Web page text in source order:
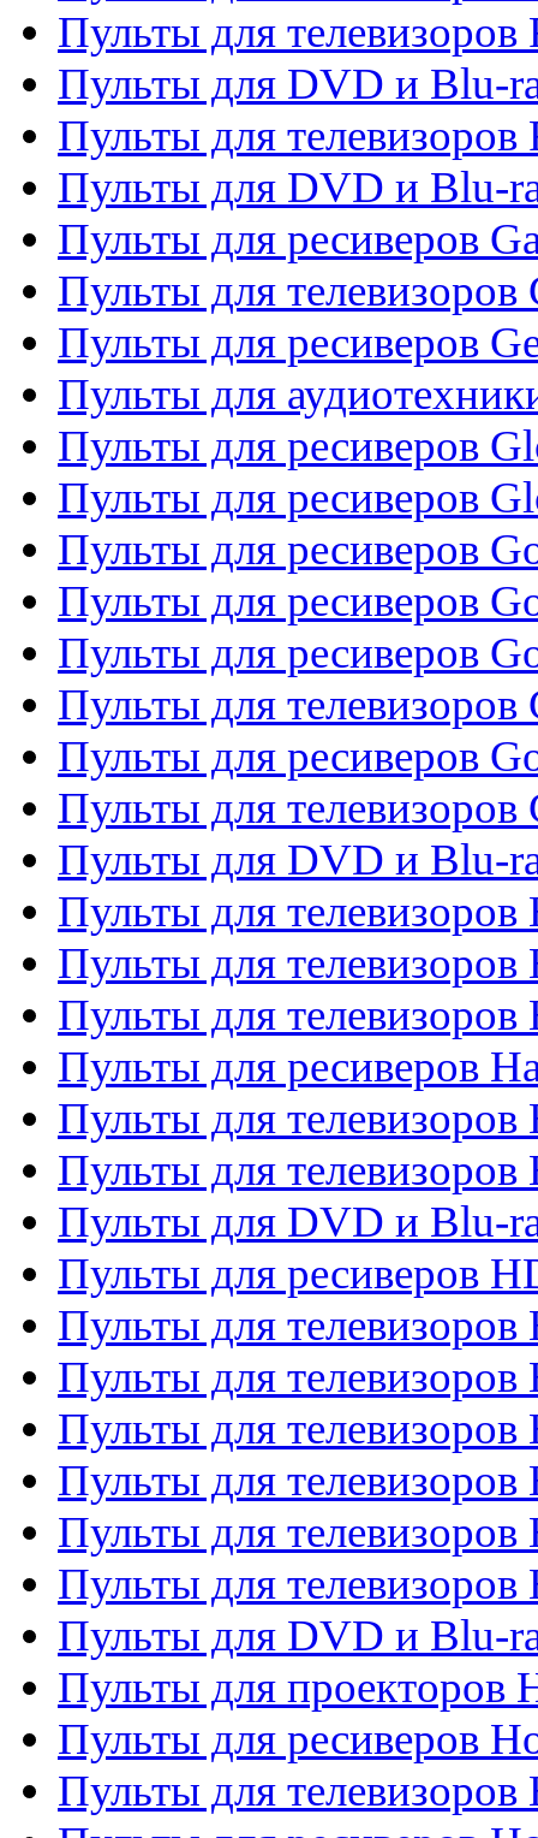
Пульты для телевизоров
Пульты для DVD и Blu-
Пульты для телевизоров
Пульты для DVD и Blu-
Пульты для ресиверов
Пульты для телевизоров
Пульты для ресиверов
Пульты для
Пульты для ресиверов
Пульты для ресиверов
Пульты для ресиверов
Пульты для ресиверов
Пульты для ресиверов
Пульты для телевизоров
Пульты для ресиверов
Пульты для телевизоров
Пульты для DVD и Blu-
Пульты для телевизоров
Пульты для телевизоров
Пульты для
Пульты для ресиверов
Пульты для телевизоров
Пульты для телевизоров
Пульты для DVD и Blu-
Пульты для ресиверов
Пульты для
Пульты для телевизоров
Пульты для телевизоров
Пульты для телевизоров
Пульты для телевизоров
Пульты для телевизоров
Пульты для DVD и Blu-
Пульты для проекторов
Пульты для ресиверов
Пульты для